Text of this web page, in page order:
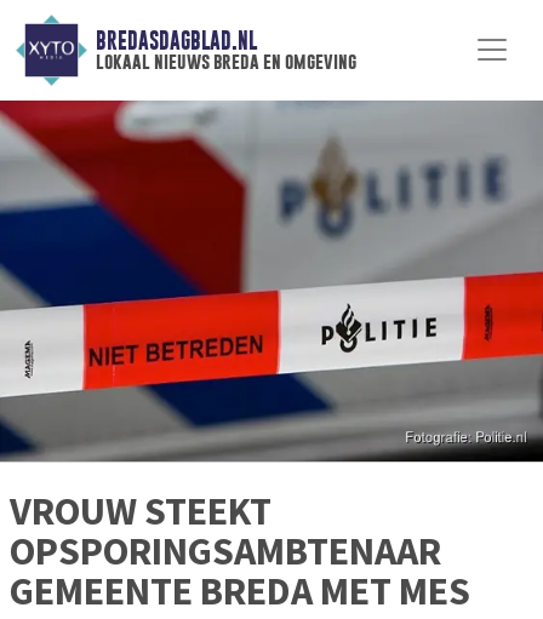
BREDASDAGBLAD.NL
lokaal nieuws breda en omgeving
VROUW STEEKT
OPSPORINGSAMBTENAAR
GEMEENTE BREDA MET MES